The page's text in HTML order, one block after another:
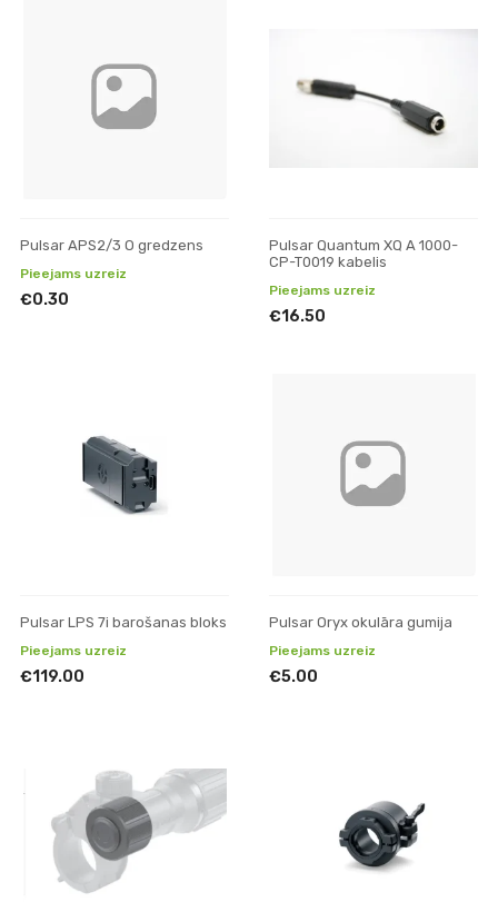
Pulsar APS2/3 O gredzens
Pieejams uzreiz
€0.30
Pulsar Quantum XQ A 1000-
CP-T0019 kabelis
Pieejams uzreiz
€16.50
Pulsar LPS 7i barošanas bloks
Pieejams uzreiz
€119.00
Pulsar Oryx okulāra gumija
Pieejams uzreiz
€5.00